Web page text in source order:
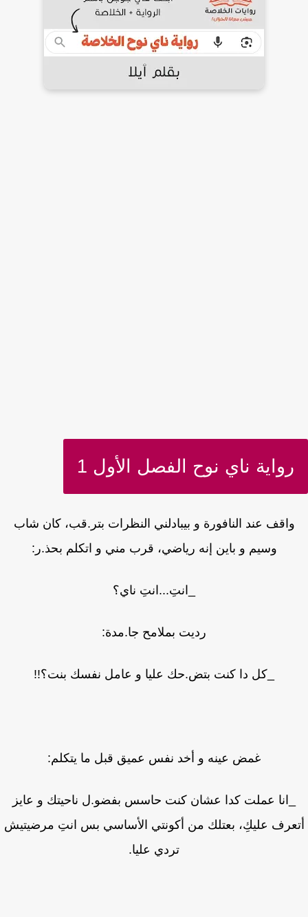
رواية ناي نوح الفصل الأول 1
واقف عند النافورة و بيبادلني النظرات بتر.قب، كان شاب
وسيم و باين إنه رياضي، قرب مني و اتكلم بحذ.ر:
_انتِ...انتِ ناي؟
رديت بملامح جا.مدة:
_كل دا كنت بتض.حك عليا و عامل نفسك بنت؟!!
غمض عينه و أخد نفس عميق قبل ما يتكلم:
_انا عملت كدا عشان كنت حاسس بفضو.ل ناحيتك و عايز
عليكِ، بعتلك من أكونتي الأساسي بس انتِ مرضيتيش
تردي عليا.